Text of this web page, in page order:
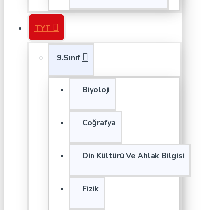
TYT
9.Sınıf
Biyoloji
Coğrafya
Din Kültürü Ve Ahlak Bilgisi
Fizik